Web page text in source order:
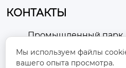
КОНТАКТЫ

Промышленный парк,
район Чжоуцунь,
Шаньдун
Мы используем файлы
вашего опыта просмотра.